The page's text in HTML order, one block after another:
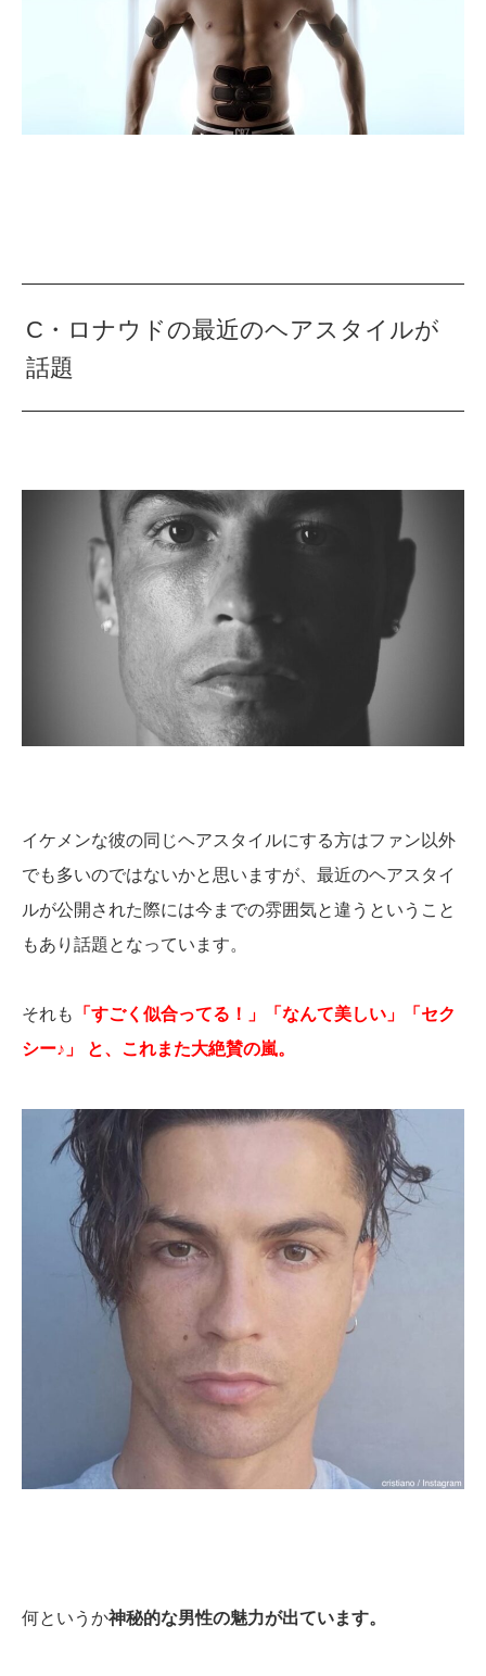
C・ロナウドの最近のヘアスタイルが
話題
イケメンな彼の同じヘアスタイルにする方はファン以外
でも多いのではないかと思いますが、最近のヘアスタイ
ルが公開された際には今までの雰囲気と違うということ
もあり話題となっています。
それも
「すごく似合ってる！」「なんて美しい」「セク
シー♪」 と、これまた大絶賛の嵐。
何というか神秘的な男性の魅力が出ています。